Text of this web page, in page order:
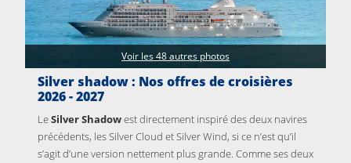
Rechercher
Silver shadow : Nos offres de croisières
2026 - 2027
LeSilver Shadowest directement inspiré des deux navires
précédents, les Silver Cloud et Silver Wind, si ce n’est qu’il
s’agit d’une version nettement plus grande. Comme ses deux
Voir les 48 autres photos